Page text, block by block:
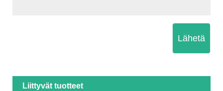
Lähetä
Liittyvät tuotteet